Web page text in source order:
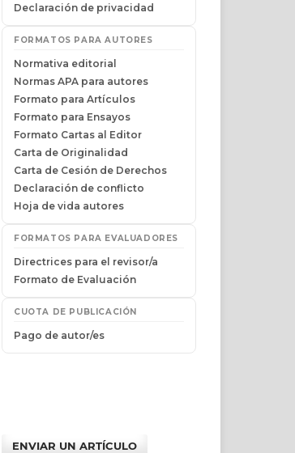
ENVIAR UN ARTÍCULO